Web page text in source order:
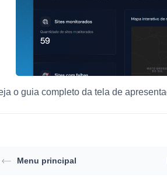
o guia completo da tela de
Menu principal